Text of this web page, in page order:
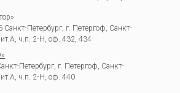
Петербург, г. Петергоф, Санкт-
ч.п. 2-Н, оф. 432, 434
Петербург, г. Петергоф, Санкт-
ч.п. 2-Н, оф. 440